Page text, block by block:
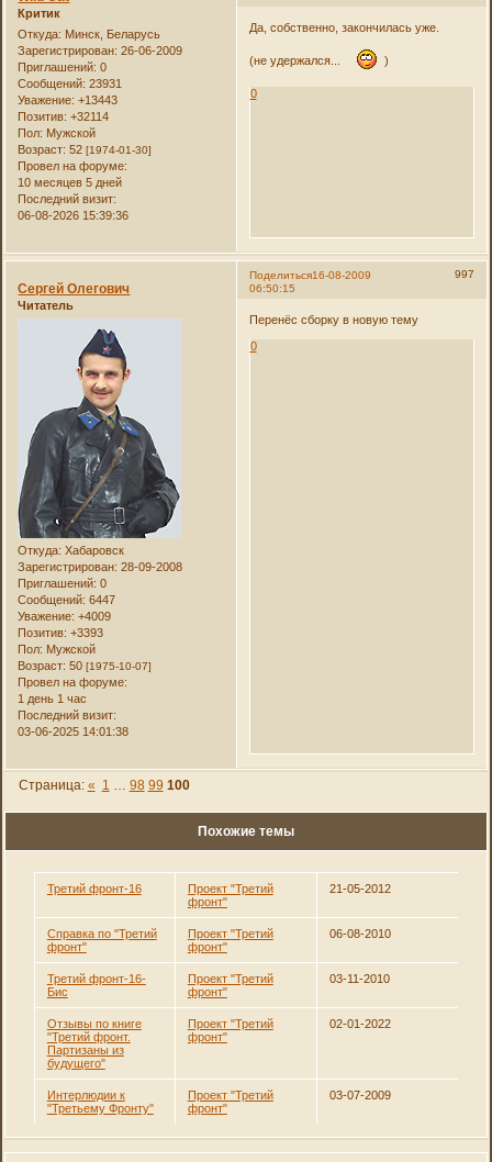
Критик
Откуда: Минск, Беларусь
Зарегистрирован: 26-06-2009
Приглашений: 0
Сообщений: 23931
Уважение: +13443
Позитив: +32114
Пол: Мужской
Возраст: 52[1974-01-30]
Провел на форуме:
10 месяцев 5 дней
Последний визит:
06-08-2026 15:39:36
Да, собственно, закончилась уже.
(не удержался... )
0
Поделиться 997
16-08-2009
06:50:15
Сергей Олегович
Читатель
Откуда: Хабаровск
Зарегистрирован: 28-09-2008
Приглашений: 0
Сообщений: 6447
Уважение: +4009
Позитив: +3393
Пол: Мужской
Возраст: 50[1975-10-07]
Провел на форуме:
1 день 1 час
Последний визит:
03-06-2025 14:01:38
Перенёс сборку в новую тему
0
Страница: « 1 … 98 99 100
Похожие темы
Третий фронт-16
Проект "Третий
фронт"
21-05-2012
Справка по "Третий
фронт"
Проект "Третий
фронт"
06-08-2010
Третий фронт-16-
Бис
Проект "Третий
фронт"
03-11-2010
Отзывы по книге
"Третий фронт.
Партизаны из
будущего"
Проект "Третий
фронт"
02-01-2022
Интерлюдии к
"Третьему Фронту"
Проект "Третий
фронт"
03-07-2009